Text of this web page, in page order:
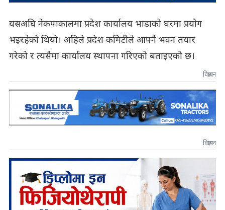
यसअघि नेकपाकालमा प्रदेश कार्यालय भाडाको घरमा प्रयोग
भइरहेको थियो। अहिले प्रदेश कमिटीले आफ्नै भवन तयार
गरेको र त्यसैमा कार्यालय स्थापना गरिएको बताइएको छ।
विज्ञापन
विज्ञापन